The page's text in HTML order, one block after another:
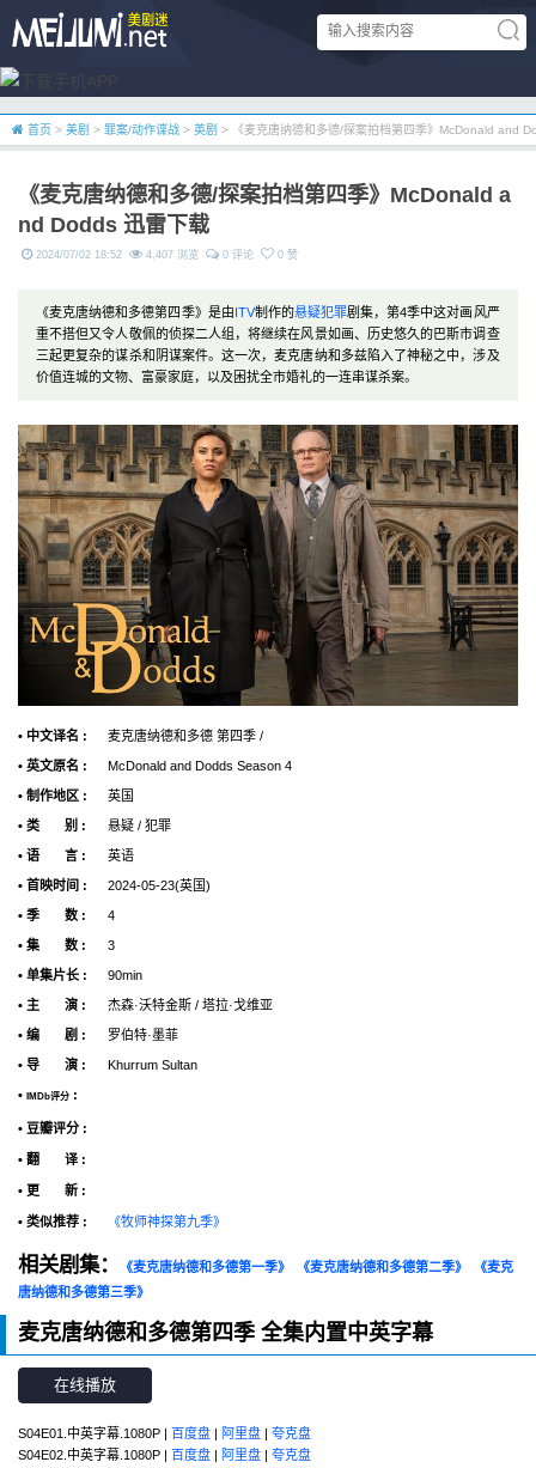
首页 > 美剧 > 罪案/动作谍战 > 英剧 > 《麦克唐纳德和多德/探案拍档第四季》McDonald and
《麦克唐纳德和多德/探案拍档第四季》McDonald a
nd Dodds 迅雷下载
2024/07/02 18:52 4,407 浏览 0 评论 0 赞
《麦克唐纳德和多德第四季》是由ITV制作的悬疑犯罪剧集，第4季中这对画风严
重不搭但又令人敬佩的侦探二人组，将继续在风景如画、历史悠久的巴斯市调查
三起更复杂的谋杀和阴谋案件。这一次，麦克唐纳和多兹陷入了神秘之中，涉及
价值连城的文物、富豪家庭，以及困扰全市婚礼的一连串谋杀案。
• 中文译名 : 麦克唐纳德和多德 第四季 /
• 英文原名 : McDonald and Dodds Season 4
• 制作地区 : 英国
• 类 别 : 悬疑 / 犯罪
• 语 言 : 英语
• 首映时间 : 2024-05-23(英国)
• 季 数 : 4
• 集 数 : 3
• 单集片长 : 90min
• 主 演 : 杰森·沃特金斯 / 塔拉·戈维亚
• 编 剧 : 罗伯特·墨菲
• 导 演 : Khurrum Sultan
• IMDb评分 :
• 豆瓣评分 :
• 翻 译 :
• 更 新 :
• 类似推荐 : 《牧师神探第九季》
相关剧集： 《麦克唐纳德和多德第一季》 《麦克唐纳德和多德第二季》
《麦克
唐纳德和多德第三季》
麦克唐纳德和多德第四季 全集内置中英字幕
在线播放
S04E01.中英字幕.1080P | 百度盘 | 阿里盘 | 夸克盘
S04E02.中英字幕.1080P | 百度盘 | 阿里盘 | 夸克盘